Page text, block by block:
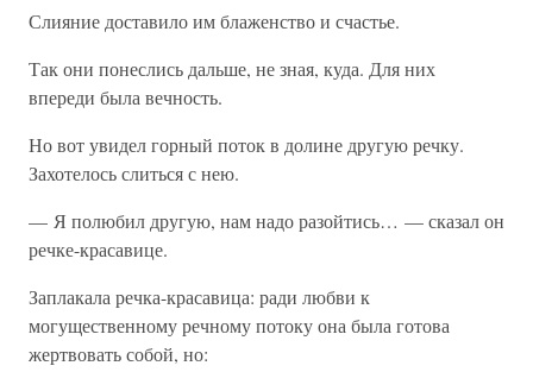
Слияние доставило им блаженство и счастье.
Так они понеслись дальше, не зная, куда. Для них
впереди была вечность.
Но вот увидел горный поток в долине другую речку.
Захотелось слиться с нею.
— Я полюбил другую, нам надо разойтись… — сказал он
речке-красавице.
Заплакала речка-красавица: ради любви к
могущественному речному потоку она была готова
жертвовать собой, но: